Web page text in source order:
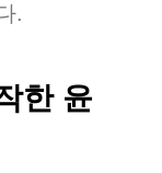
.
한 윤